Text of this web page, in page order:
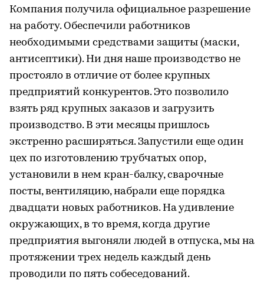
Компания получила официальное разрешение
на работу. Обеспечили работников
необходимыми средствами защиты (маски,
антисептики). Ни дня наше производство не
простояло в отличие от более крупных
предприятий конкурентов. Это позволило
взять ряд крупных заказов и загрузить
производство. В эти месяцы пришлось
экстренно расширяться. Запустили еще один
цех по изготовлению трубчатых опор,
установили в нем кран-балку, сварочные
посты, вентиляцию, набрали еще порядка
двадцати новых работников. На удивление
окружающих, в то время, когда другие
предприятия выгоняли людей в отпуска, мы на
протяжении трех недель каждый день
проводили по пять собеседований.